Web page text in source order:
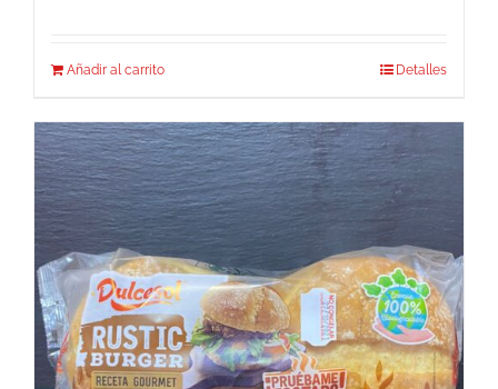
Añadir al carrito Detalles